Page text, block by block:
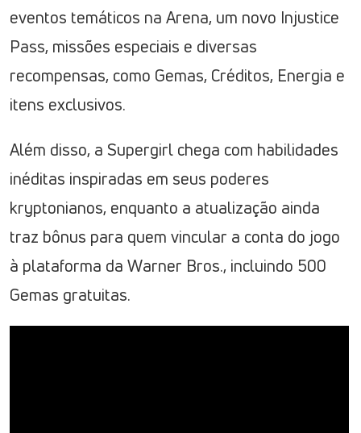
eventos temáticos na Arena, um novo Injustice
Pass, missões especiais e diversas
recompensas, como Gemas, Créditos, Energia e
itens exclusivos.
Além disso, a Supergirl chega com habilidades
inéditas inspiradas em seus poderes
kryptonianos, enquanto a atualização ainda
traz bônus para quem vincular a conta do jogo
à plataforma da Warner Bros., incluindo 500
Gemas gratuitas.